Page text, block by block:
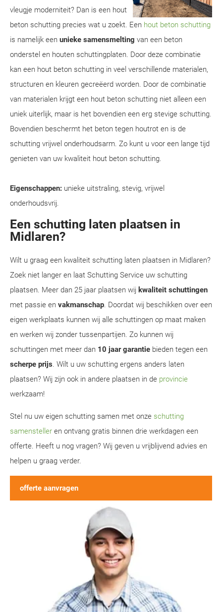
vleugje moderniteit? Dan is een hout
beton schutting precies wat u zoekt. Een hout beton schutting
is namelijk een unieke samensmelting van een beton
onderstel en houten schuttingplaten. Door deze combinatie
kan een hout beton schutting in veel verschillende materialen,
structuren en kleuren gecreëerd worden. Door de combinatie
van materialen krijgt een hout beton schutting niet alleen een
uniek uiterlijk, maar is het bovendien een erg stevige schutting.
Bovendien beschermt het beton tegen houtrot en is de
schutting vrijwel onderhoudsarm. Zo kunt u voor een lange tijd
genieten van uw kwaliteit hout beton schutting.
Eigenschappen: unieke uitstraling, stevig, vrijwel
onderhoudsvrij.
Een schutting laten plaatsen in
Midlaren?
Wilt u graag een kwaliteit schutting laten plaatsen in Midlaren?
Zoek niet langer en laat Schutting Service uw schutting
plaatsen. Meer dan 25 jaar plaatsen wij kwaliteit schuttingen
met passie en vakmanschap. Doordat wij beschikken over een
eigen werkplaats kunnen wij alle schuttingen op maat maken
en werken wij zonder tussenpartijen. Zo kunnen wij
schuttingen met meer dan 10 jaar garantie bieden tegen een
scherpe prijs. Wilt u uw schutting ergens anders laten
plaatsen? Wij zijn ook in andere plaatsen in de provincie
werkzaam!
Stel nu uw eigen schutting samen met onze schutting
samensteller en ontvang gratis binnen drie werkdagen een
offerte. Heeft u nog vragen? Wij geven u vrijblijvend advies en
helpen u graag verder.
offerte aanvragen